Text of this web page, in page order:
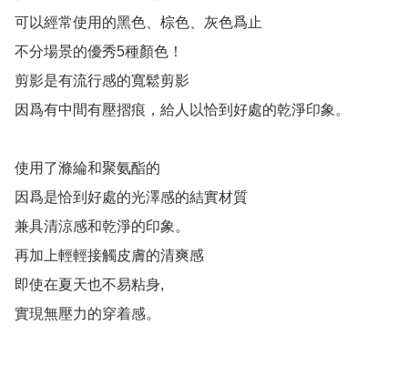
可以經常使用的黑色、棕色、灰色爲止
不分場景的優秀5種顏色！
剪影是有流行感的寬鬆剪影
因爲有中間有壓摺痕，給人以恰到好處的乾淨印象。
使用了滌綸和聚氨酯的
因爲是恰到好處的光澤感的結實材質
兼具清涼感和乾淨的印象。
再加上輕輕接觸皮膚的清爽感
即使在夏天也不易粘身,
實現無壓力的穿着感。